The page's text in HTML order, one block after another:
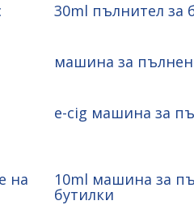
30ml пълнител за
машина за
e-cig машина за
на 10ml машина за
бутилки